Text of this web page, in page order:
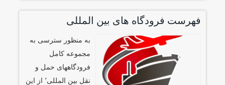
فهرست فرودگاه های بین المللی
به منظور سترسی به
مجموعه کامل
فرودگاههای حمل و
نقل بین المللی٬ از این